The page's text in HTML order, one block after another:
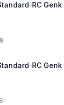
–RC Genk
–RC Genk